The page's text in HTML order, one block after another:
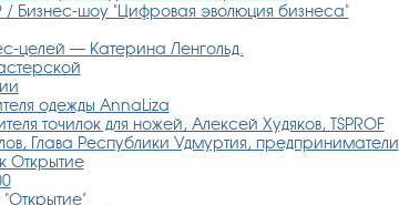
/ Бизнес-шоу "Цифровая эволюция бизнеса"
целей — Катерина Ленгольд.
одежды AnnaLiza
точилок для ножей, Алексей Худяков, TSPROF
Глава Республики Удмуртия, предприниматели
Открытие